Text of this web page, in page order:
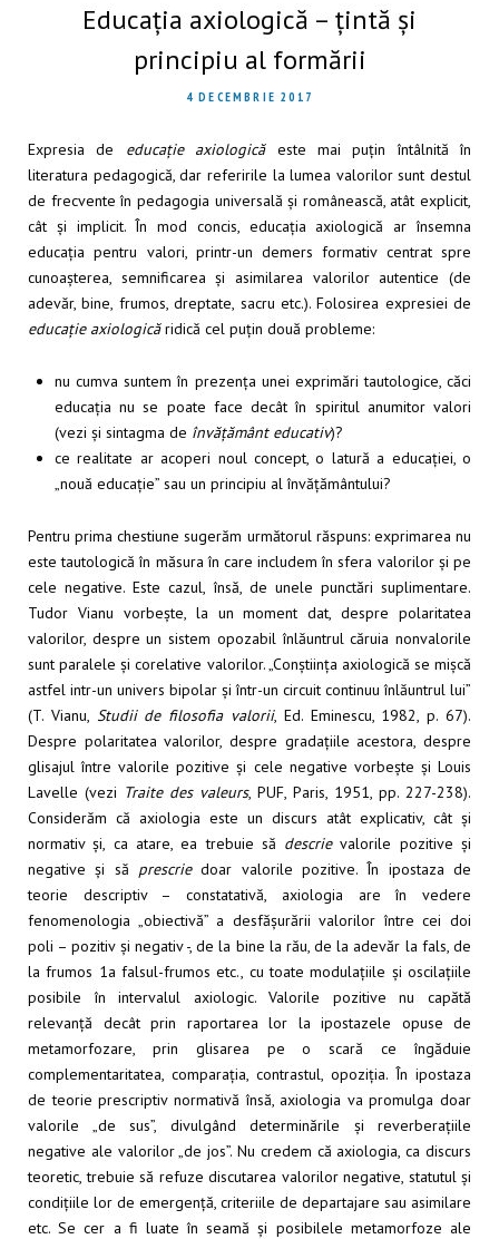
Educația axiologică – țintă și
principiu al formării
4 DECEMBRIE 2017
Expresia de educație axiologicăeste mai puțin întâlnită în
literatura pedagogică, dar referirile la lumea valorilor sunt destul
de frecvente în pedagogia universală și românească, atât explicit,
cât și implicit. În mod concis, educația axiologică ar însemna
educația pentru valori, printr-un demers formativ centrat spre
cunoașterea, semnificarea și asimilarea valorilor autentice (de
adevăr, bine, frumos, dreptate, sacru etc.). Folosirea expresiei de
educație axiologicăridică cel puțin două probleme:
nu cumva suntem în prezența unei exprimări tautologice, căci
educația nu se poate face decât în spiritul anumitor valori
(vezi și sintagma de învățământ educativ)?
ce realitate ar acoperi noul concept, o latură a educației, o
„nouă educație” sau un principiu al învățământului?
Pentru prima chestiune sugerăm următorul răspuns: exprimarea nu
este tautologică în măsura în care includem în sfera valorilor și pe
cele negative. Este cazul, însă, de unele punctări suplimentare.
Tudor Vianu vorbește, la un moment dat, despre polaritatea
valorilor, despre un sistem opozabil înlăuntrul căruia nonvalorile
sunt paralele și corelative valorilor. „Conștiința axiologică se mișcă
astfel intr-un univers bipolar și într-un circuit continuu înlăuntrul lui”
(T. Vianu, Studii de filosofia valorii, Ed. Eminescu, 1982, p. 67).
Despre polaritatea valorilor, despre gradațiile acestora, despre
glisajul între valorile pozitive și cele negative vorbește și Louis
Lavelle (vezi Traite des valeurs, PUF, Paris, 1951, pp. 227-238).
Considerăm că axiologia este un discurs atât explicativ, cât și
normativ și, ca atare, ea trebuie să descrievalorile pozitive și
negative și să prescriedoar valorile pozitive. În ipostaza de
teorie descriptiv – constatativă, axiologia are în vedere
fenomenologia „obiectivă” a desfășurării valorilor între cei doi
poli – pozitiv și negativ -, de la bine la rău, de la adevăr la fals, de
la frumos 1a falsul-frumos etc., cu toate modulațiile și oscilațiile
posibile în intervalul axiologic. Valorile pozitive nu capătă
relevanță decât prin raportarea lor la ipostazele opuse de
metamorfozare, prin glisarea pe o scară ce îngăduie
complementaritatea, comparația, contrastul, opoziția. În ipostaza
de teorie prescriptiv normativă însă, axiologia va promulga doar
valorile „de sus”, divulgând determinările și reverberațiile
negative ale valorilor „de jos”. Nu credem că axiologia, ca discurs
teoretic, trebuie să refuze discutarea valorilor negative, statutul și
condițiile lor de emergență, criteriile de departajare sau asimilare
etc. Se cer a fi luate în seamă și posibilele metamorfoze ale